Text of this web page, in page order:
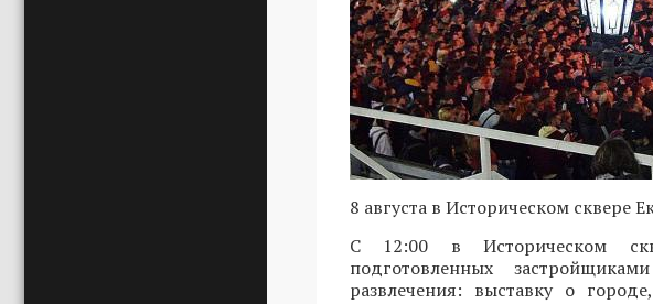
8 августа в Историческом сквере
С 12:00 в Историческом
подготовленных
развлечения: выставку о